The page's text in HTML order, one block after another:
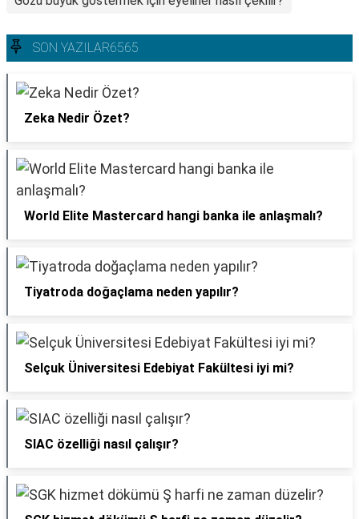
SON YAZILAR6565
Zeka Nedir Özet?
World Elite Mastercard hangi banka ile anlaşmalı?
Tiyatroda doğaçlama neden yapılır?
Selçuk Üniversitesi Edebiyat Fakültesi iyi mi?
SIAC özelliği nasıl çalışır?